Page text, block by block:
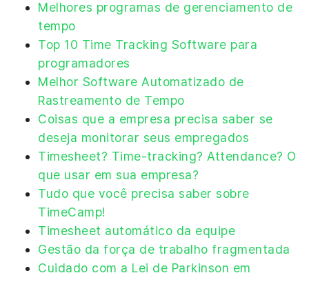
Melhores programas de gerenciamento de
tempo
Top 10 Time Tracking Software para
programadores
Melhor Software Automatizado de
Rastreamento de Tempo
Coisas que a empresa precisa saber se
deseja monitorar seus empregados
Timesheet? Time-tracking? Attendance? O
que usar em sua empresa?
Tudo que você precisa saber sobre
TimeCamp!
Timesheet automático da equipe
Gestão da força de trabalho fragmentada
Cuidado com a Lei de Parkinson em